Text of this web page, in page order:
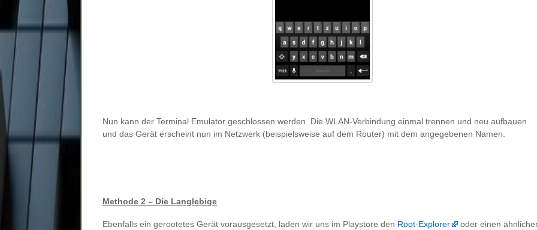
Nun kann der Terminal Emulator geschlossen werden. Die WLAN-Verbindung einmal trennen und neu aufbauen
und das Gerät erscheint nun im Netzwerk (beispielsweise auf dem Router) mit dem angegebenen Namen.
Methode 2 – Die Langlebige
Ebenfalls ein gerootetes Gerät vorausgesetzt, laden wir uns im Playstore den Root-Explorer
oder einen